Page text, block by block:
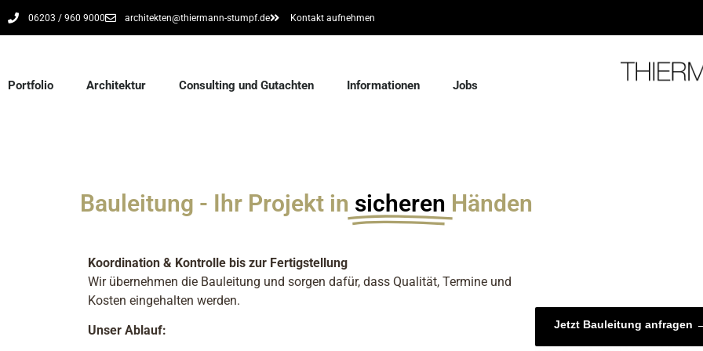
06203 / 960 9000 architekten@thiermann-stumpf.de Kontakt aufnehmen
Portfolio Architektur Consulting und Gutachten Informationen Jobs
Bauleitung - Ihr Projekt in sicheren Händen
Koordination & Kontrolle bis zur Fertigstellung
Wir übernehmen die Bauleitung und sorgen dafür, dass Qualität, Termine und
Kosten eingehalten werden.
Unser Ablauf: Jetzt Bauleitung anfragen